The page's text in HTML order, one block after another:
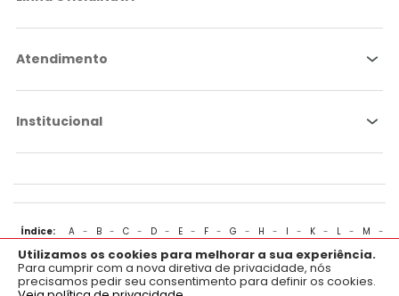
Utilizamos os cookies para melhorar a sua experiência.
Para cumprir com a nova diretiva de privacidade, nós
precisamos pedir seu consentimento para definir os cookies.
Atendimento
Institucional
Índice: A - B - C - D - E - F - G - H - I - K - L - M
-
N - O - P - Q - R - S - T - U - V - W - X - Y - Z
Aplicativo OficialFarma
Baixe já o nosso aplicativo para Android e iOS.
×